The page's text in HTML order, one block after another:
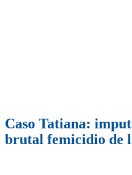
Caso Tatiana:
brutal femicidio de